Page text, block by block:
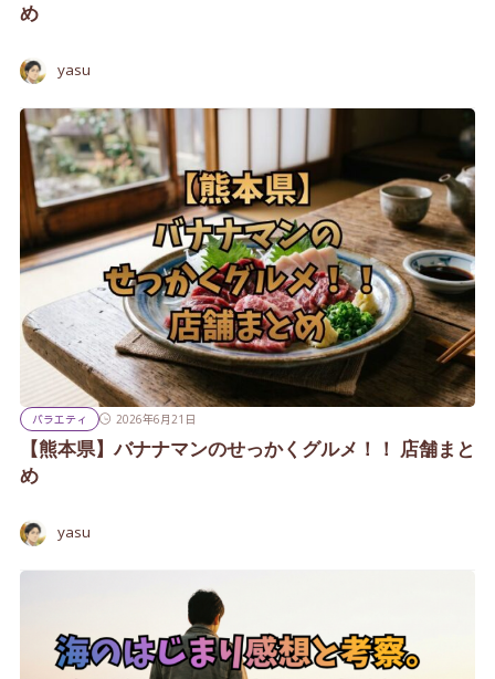
め
yasu
バラエティ 2026年6月21日
【熊本県】バナナマンのせっかくグルメ！！ 店舗まと
め
yasu